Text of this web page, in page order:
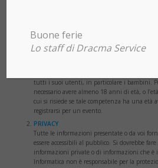
o [NOMESITO] hanno motivi ragionevoli per
informazioni siano false, inaccurate, non
[NOMESITO] ha il diritto di sospendere o
tutti i suoi utenti, in particolare i bambini.
necessario avere almeno 18 anni di età, o
cui si risiede se tale competenza ha una età
registrarsi per un evento.
PRIVACY
Tutte le informazioni presentate o da voi
essere accessibili al pubblico. Si dovrebbe
informazioni private o di informazioni che è
Informatica non è responsabile per la
Buone ferie
Lo staff di Dracma Service